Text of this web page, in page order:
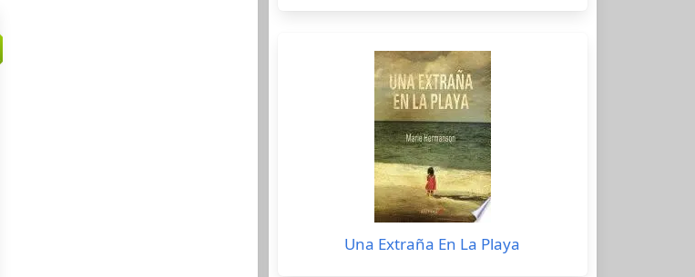
Una Extraña En La Playa